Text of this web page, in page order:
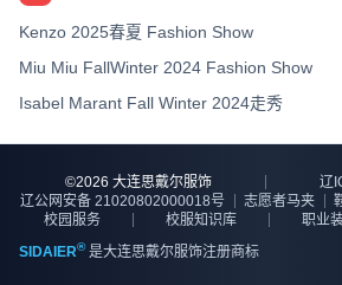
Kenzo 2025春夏 Fashion Show
Miu Miu FallWinter 2024 Fashion Show
Isabel Marant Fall Winter 2024走秀
©2026 大连思戴尔服饰
辽
辽公网安备 21020802000018号
志愿者马夹
校园服务
校服知识库 职业
SIDAIER®是大连思戴尔服饰注册商标